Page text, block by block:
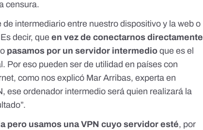
censura.
de intermediarioentre nuestro dispositivo y la web o
decir, queen vez de conectarnos directamente
pasamos por un servidor intermedio que es el
Por eso pueden ser de utilidad en países con
como nos explicó Mar Arribas, experta en
ese ordenador intermedio será quien realizará la
pero usamos una VPN cuyo servidor esté, por